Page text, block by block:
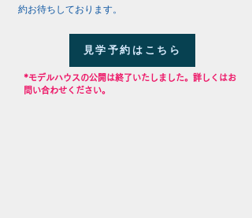
約お待ちしております。
見学予約はこちら
​*モデルハウスの公開は終了いたしました。詳しくはお
問い合わせください。